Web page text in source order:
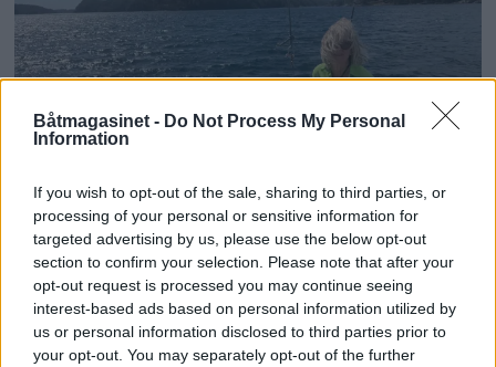
Båtmagasinet - Do Not Process My Personal
Information
If you wish to opt-out of the sale, sharing to third parties, or
processing of your personal or sensitive information for
targeted advertising by us, please use the below opt-out
section to confirm your selection. Please note that after your
opt-out request is processed you may continue seeing
interest-based ads based on personal information utilized by
us or personal information disclosed to third parties prior to
your opt-out. You may separately opt-out of the further
PLUS
Sexolog, jazzmusiker,
rektor og båtfant